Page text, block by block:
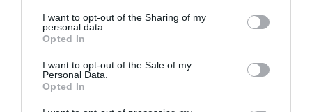
I want to opt-out of the Sharing of my
personal data.
Opted In
I want to opt-out of the Sale of my
Personal Data.
Opted In